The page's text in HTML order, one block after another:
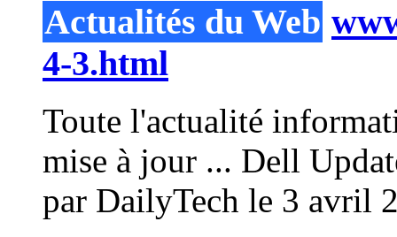
Actualités du Web
4-3.html
Toute l'actualité
mise à jour ... Dell
par DailyTech le 3 avril